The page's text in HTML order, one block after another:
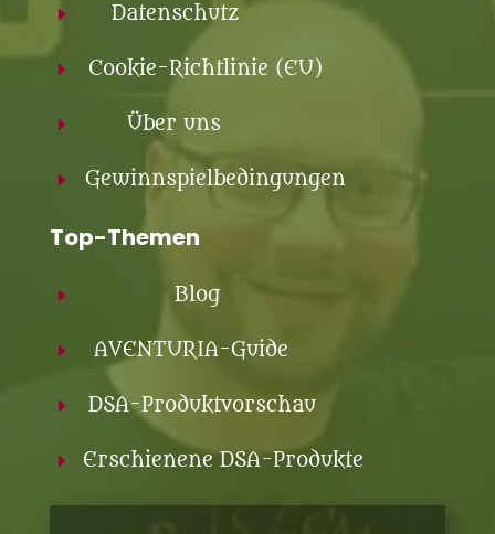
E Datenschutz
E Cookie-Richtlinie (EU)
E Über uns
E Gewinnspielbedingungen
Top-Themen
E Blog
E AVENTURIA-Guide
E DSA-Produktvorschau
E Erschienene DSA-Produkte